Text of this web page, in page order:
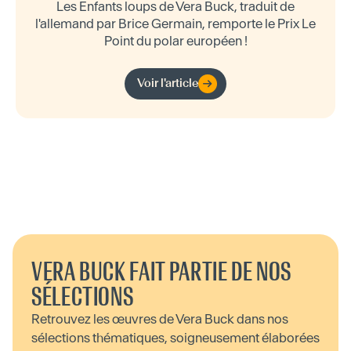
Les Enfants loups de Vera Buck, traduit de
l'allemand par Brice Germain, remporte le Prix Le
Point du polar européen !
Voir l'article
VERA BUCK FAIT PARTIE DE NOS
SÉLECTIONS
Retrouvez les œuvres de Vera Buck dans nos
sélections thématiques, soigneusement élaborées